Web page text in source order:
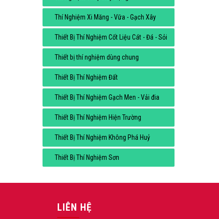
Thí Nghiệm Xi Măng - Vữa - Gạch Xây
Thiết Bị Thí Nghiệm Cốt Liệu Cát - Đá - Sỏi
Thiết bị thí nghiệm dùng chung
Thiết Bị Thí Nghiệm Đất
Thiết Bị Thí Nghiệm Gạch Men - Vải đia
Thiết Bị Thí Nghiệm Hiện Trường
Thiết Bị Thí Nghiệm Không Phá Huỷ
Thiết Bị Thí Nghiệm Sơn
LIÊN HỆ